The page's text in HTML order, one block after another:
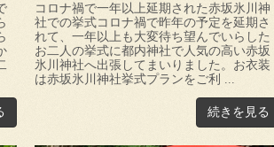
コロナ禍で一年以上延期された赤坂氷川神
社での挙式コロナ禍で昨年の予定を延期さ
れて、一年以上も大変待ち望んでいらした
お二人の挙式に都内神社で人気の高い赤坂
氷川神社へ出張してまいりました。お衣装
は赤坂氷川神社挙式プランをご利 ...
続きを見る